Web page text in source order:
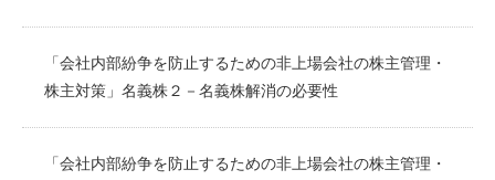
「会社内部紛争を防止するための非上場会社の株主管理・
株主対策」名義株２－名義株解消の必要性
「会社内部紛争を防止するための非上場会社の株主管理・